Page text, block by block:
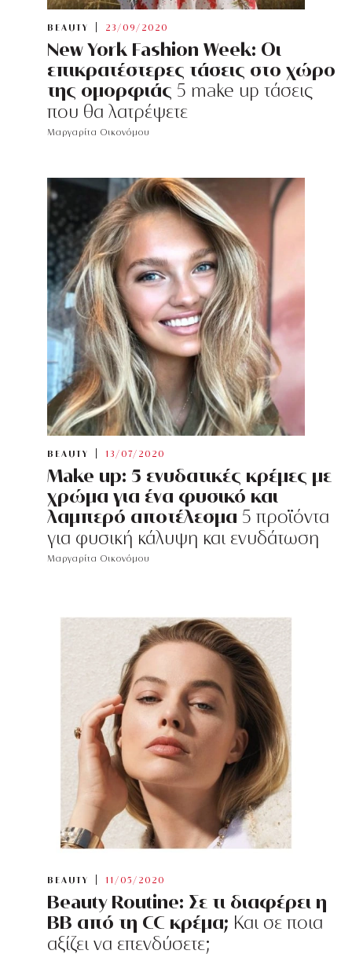
BEAUTY 23/09/2020
New York Fashion Week: Οι
επικρατέστερες τάσεις στο χώρο
της ομορφιάς 5 make up τάσεις
που θα λατρέψετε
Μαργαρίτα Οικονόμου
BEAUTY 13/07/2020
Make up: 5 ενυδατικές κρέμες με
χρώμα για ένα φυσικό και
λαμπερό αποτέλεσμα 5 προϊόντα
για φυσική κάλυψη και ενυδάτωση
Μαργαρίτα Οικονόμου
BEAUTY 11/05/2020
Beauty Routine: Σε τι διαφέρει η
BB από τη CC κρέμα; Και σε ποια
αξίζει να επενδύσετε;